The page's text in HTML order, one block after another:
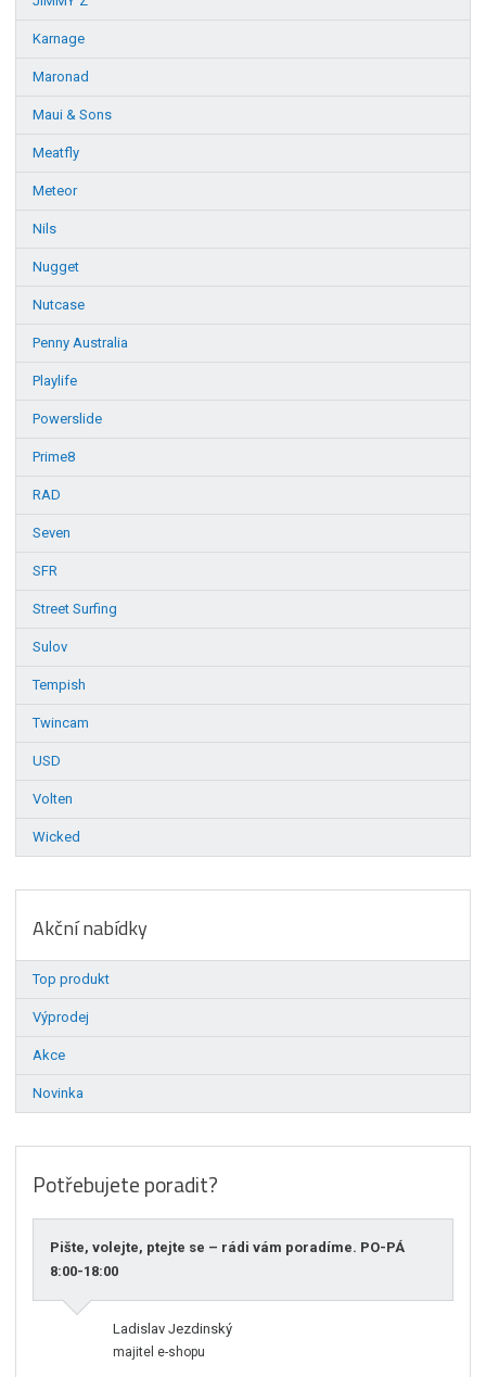
Karnage
Maronad
Maui & Sons
Meatfly
Meteor
Nils
Nugget
Nutcase
Penny Australia
Playlife
Powerslide
Prime8
RAD
Seven
SFR
Street Surfing
Sulov
Tempish
Twincam
USD
Volten
Wicked
Akční nabídky
Top produkt
Výprodej
Akce
Novinka
Potřebujete poradit?
Pište, volejte, ptejte se – rádi vám poradíme. PO-PÁ
8:00-18:00
Ladislav Jezdinský
majitel e-shopu